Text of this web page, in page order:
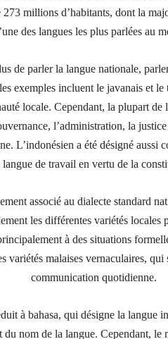
millions d’habitants, dont la
des langues les plus parlées au
de parler la langue nationale,
exemples incluent le javanais et
locale. Cependant, la plupart de
l’administration, la
L’indonésien a été désigné
de travail en vertu de la
associé au dialecte standard
les différentes variétés locales
à des situations
variétés malaises vernaculaires,
communication quotidienne.
à bahasa, qui désigne la langue
du nom de la langue. Cependant, le